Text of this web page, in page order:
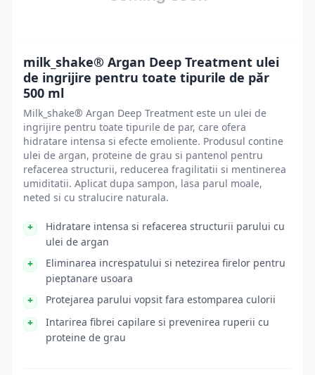
milk_shake® Argan Deep Treatment ulei
de ingrijire pentru toate tipurile de păr
500 ml
Milk_shake® Argan Deep Treatment este un ulei de
ingrijire pentru toate tipurile de par, care ofera
hidratare intensa si efecte emoliente. Produsul contine
ulei de argan, proteine de grau si pantenol pentru
refacerea structurii, reducerea fragilitatii si mentinerea
umiditatii. Aplicat dupa sampon, lasa parul moale,
neted si cu stralucire naturala.
Hidratare intensa si refacerea structurii parului cu
ulei de argan
Eliminarea increspatului si netezirea firelor pentru
pieptanare usoara
Protejarea parului vopsit fara estomparea culorii
Intarirea fibrei capilare si prevenirea ruperii cu
proteine de grau